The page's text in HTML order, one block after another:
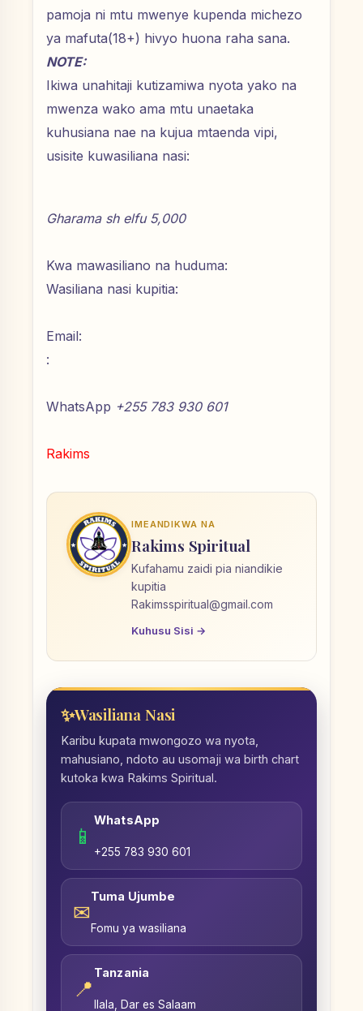
pamoja ni mtu mwenye kupenda michezo
ya mafuta(18+) hivyo huona raha sana.
NOTE:
Ikiwa unahitaji kutizamiwa nyota yako na
mwenza wako ama mtu unaetaka
kuhusiana nae na kujua mtaenda vipi,
usisite kuwasiliana nasi:
Gharama sh elfu 5,000
Kwa mawasiliano na huduma:
Wasiliana nasi kupitia:
Email:
:
WhatsApp +255 783 930 601
Rakims
IMEANDIKWA NA
Rakims Spiritual
Kufahamu zaidi pia niandikie
kupitia
Rakimsspiritual@gmail.com
Kuhusu Sisi →
Wasiliana Nasi
Karibu kupata mwongozo wa nyota,
mahusiano, ndoto au usomaji wa birth chart
kutoka kwa Rakims Spiritual.
📱
WhatsApp
+255 783 930 601
✉
Tuma Ujumbe
Fomu ya wasiliana
📍
Tanzania
Ilala, Dar es Salaam